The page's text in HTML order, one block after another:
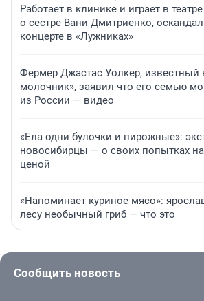
Работает в клинике и играет в
о сестре Вани Дмитриенко,
концерте в «Лужниках»
Фермер Джастас Уолкер, известный
молочник», заявил что его семью
из России — видео
«Ела одни булочки и пирожные»:
новосибирцы — о своих попытках
ценой
«Напоминает куриное мясо»:
лесу необычный гриб — что это
Сообщить новость